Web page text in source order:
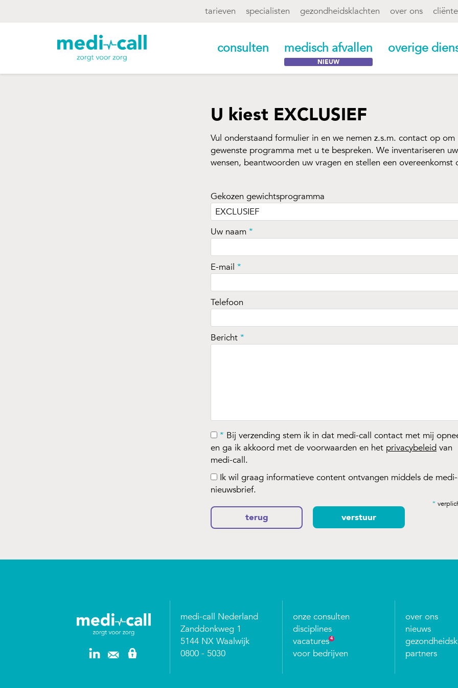
tarieven specialisten gezondheidsklachten over ons
consulten medisch afvallen overige
U kiest EXCLUSIEF
Vul onderstaand formulier in en we nemen z.s.m. contact op om
gewenste programma met u te bespreken. We inventariseren uw
wensen, beantwoorden uw vragen en stellen een overeenkomst
Gekozen gewichtsprogramma
Uw naam *
E-mail *
Telefoon
Bericht *
* Bij verzending stem ik in dat medi-call contact met mij
en ga ik akkoord met de voorwaarden en het privacybeleid van
medi-call.
Ik wil graag informatieve content ontvangen middels de
nieuwsbrief.
*
terug verstuur
medi-call Nederland
Zanddonkweg 1
5144 NX Waalwijk
0800 - 5030
onze consulten
disciplines
vacatures4
voor bedrijven
over ons
nieuws
partners